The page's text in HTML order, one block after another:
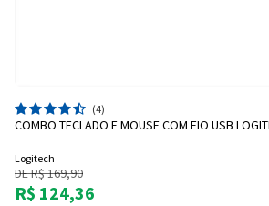
(4)
COMBO TECLADO E MOUSE COM FIO USB
Logitech
DE R$ 169,90
R$ 124,36